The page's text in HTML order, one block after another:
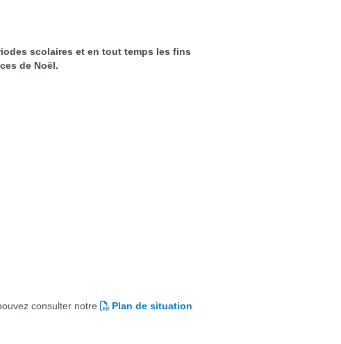
scolaires et en tout temps les fins
de Noël.
consulter notre
Plan de situation